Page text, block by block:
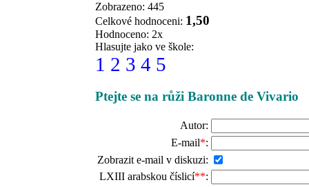
Zobrazeno: 445
Celkové hodnoceni: 1,50
Hodnoceno: 2x
Hlasujte jako ve škole:
1 2 3 4 5
Ptejte se na růži Baronne de Vivario
Autor:
E-mail*:
Zobrazit e-mail v diskuzi:
LXIII arabskou číslicí**: